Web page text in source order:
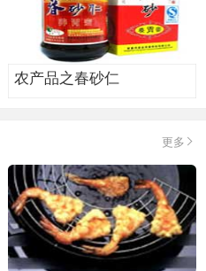
农产品之春砂仁
更多